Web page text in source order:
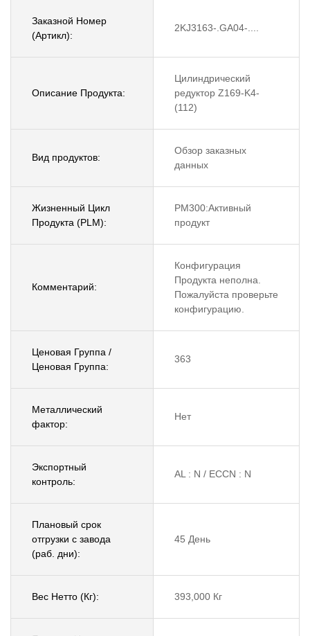
Заказной Номер
(Артикл):
2KJ3163-.GA04-....
Описание Продукта:
Цилиндрический
редуктор Z169-K4-
(112)
Вид продуктов:
Обзор заказных
данных
Жизненный Цикл
Продукта (PLM):
PM300:Активный
продукт
Комментарий:
Конфигурация
Продукта неполна.
Пожалуйста проверьте
конфигурацию.
Ценовая Группа /
Ценовая Группа:
363
Металлический
фактор:
Нет
Экспортный
контроль:
AL : N / ECCN : N
Плановый срок
отгрузки с завода
(раб. дни):
45 День
Вес Нетто (Кг): 393,000 Кг